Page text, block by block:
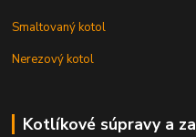
Smaltovaný kotol
Nerezový kotol
Kotlíkové súpravy a